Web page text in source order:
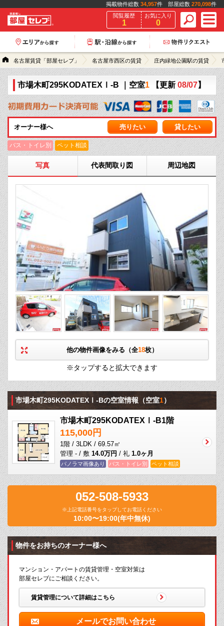
掲載物件総数 34,957件 部屋総数 270,098件
閲覧履歴
1
お気に入り
0
名古屋賃貸「部屋セレブ」 名古屋市西区の賃貸 庄内緑地公園駅の賃貸
市場木町295KODATEXⅠ-B ｜空室1 【更新 08/07】
オーナー様へ 売りたい 貸したい
バス・トイレ別 ペット相談
写真 代表間取り図 周辺地図
他の物件画像をみる（全18枚）
※タップすると拡大できます
市場木町295KODATEXⅠ-Bの空室情報 （空室1）
市場木町295KODATEXⅠ-B1階
115,000円
1階 / 3LDK / 69.57㎡
管理 - / 敷 14.0万円 / 礼 1.0ヶ月
パノラマ画像あり バス・トイレ別 ペット相談
052-508-5933
※上記電話番号をタップしてお電話ください
10:00〜19:00(年中無休)
物件をお持ちのオーナー様へ
マンション・アパートの賃貸管理・空室対策は
部屋セレブにご相談ください。
賃貸管理について詳細はこちら
メールでお問い合わせ